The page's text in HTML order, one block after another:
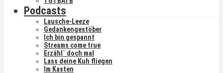
Podcasts
Lausche-Leeze
Gedankengestöber
Ich bin gespannt
Streams come true
Erzähl´ doch mal
Lass deine Kuh fliegen
Im Kasten